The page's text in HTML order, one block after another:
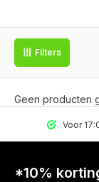
Filters
Geen producten
Voor
*10%